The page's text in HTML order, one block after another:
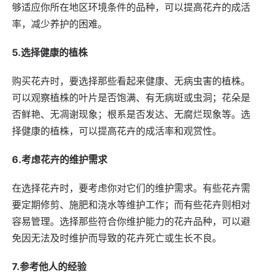
够适应你所在地区环境条件的品种，可以提高花卉的成活
率，减少养护的困难。
5.选择健康的植株
购买花卉时，要选择那些看起来健康、无病虫害的植株。
可以观察植株的叶片是否饱满、有无病斑或虫洞；花朵是
否鲜艳、无凋谢现象；根系是否发达、无腐烂现象等。选
择健康的植株，可以提高花卉的成活率和观赏性。
6.考虑花卉的维护需求
在选择花卉时，要考虑你对它们的维护需求。有些花卉需
要定期修剪、施肥和浇水等维护工作；而有些花卉则相对
容易管理。选择那些符合你维护能力的花卉品种，可以避
免因无法及时维护而导致的花卉死亡或生长不良。
7.参考他人的经验